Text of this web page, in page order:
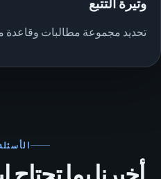
وتيرة التتبع
تحديد مجموعة مطالبات وقاعدة